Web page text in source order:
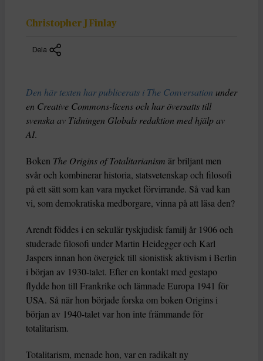
Christopher J Finlay
Dela
Den här texten har publicerats i The Conversation under
en Creative Commons-licens och har översatts till
svenska av Tidningen Globals redaktion med hjälp av
AI.
Boken The Origins of Totalitarianism är briljant men
svår och kombinerar historia, statsvetenskap och filosofi
på ett sätt som kan vara mycket förvirrande. Så vad kan
vi, som demokratiska medborgare, vinna på att läsa den?
Arendt föddes i en sekulär tyskjudisk familj år 1906 och
studerade filosofi under Martin Heidegger och Karl
Jaspers innan hon övergick till sionistisk aktivism i Berlin
i början av 1930-talet. Efter en kontakt med gestapo
flydde hon till Frankrike och lämnade Europa 1941 för
USA. Så när hon började forska om boken Origins i
början av 1940-talet var hon inte främmande för
totalitarism.
Totalitarism, menade hon, var en radikalt ny